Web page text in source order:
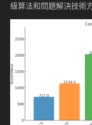
級算法和問題解決技術